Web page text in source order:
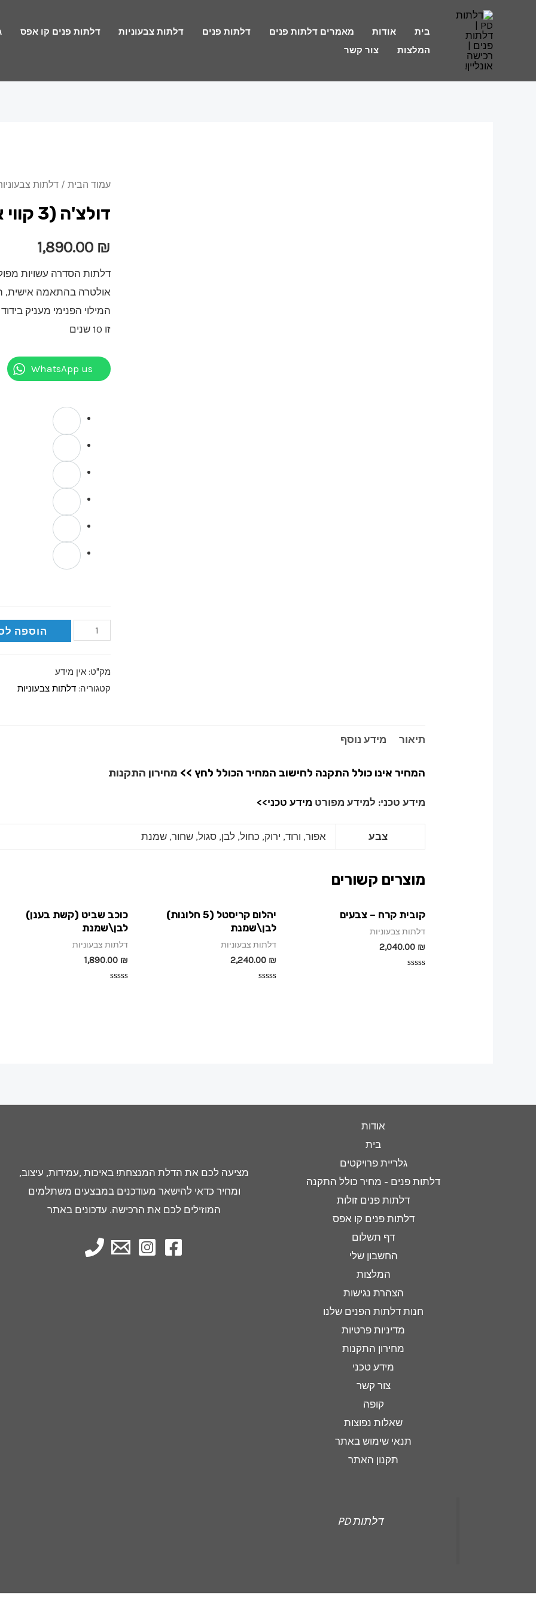
בית אודות מאמרים דלתות פנים דלתות פנים דלתות צבעוניות דלתות פנים קו אפס
המלצות
צור קשר
עמוד הבית/ דלתות
דולצ'ה (3 קווי אורך) לבן\שמנת
1,890.00 ₪
דלתות הסדרה עשויות
אולטרה בהתאמה אישית,
המילוי הפנימי מעניק
זו 10 שנים
WhatsApp us
הוספה
מק"ט: אין מידע
קטגוריה: דלתות צבעוניות
תיאור מידע נוסף
המחיר אינו כולל התקנה לחישוב המחיר הכולל לחץ >> מחירון התקנות
מידע טכני: למידע מפורט מידע טכני>>
צבע אפור, ורוד, ירוק, כחול, לבן, סגול, שחור, שמנת
מוצרים קשורים
קובית קרח – צבעים
דלתות צבעוניות
2,040.00 ₪
יהלום קריסטל (5 חלונות)
לבן\שמנת
דלתות צבעוניות
2,240.00 ₪
כוכב שביט (קשת בענן)
לבן\שמנת
דלתות צבעוניות
1,890.00 ₪
אודות
בית
גלריית פרויקטים
דלתות פנים - מחיר כולל התקנה
דלתות פנים זולות
דלתות פנים קו אפס
דף תשלום
החשבון שלי
המלצות
הצהרת נגישות
חנות דלתות הפנים שלנו
מדיניות פרטיות
מחירון התקנות
מידע טכני
צור קשר
קופה
שאלות נפוצות
תנאי שימוש באתר
תקנון האתר
‏דלתות PD‏
מציעה לכם את הדלת המנצחת! באיכות ,עמידות, עיצוב,
ומחיר כדאי להישאר מעודכנים במבצעים משתלמים
המוזילים לכם את הרכישה. עדכונים באתר